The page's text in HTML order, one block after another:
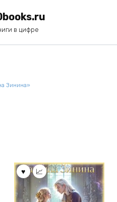
в цифре
Зинина»